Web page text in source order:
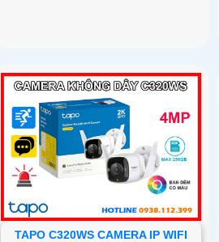
TAPO C320WS CAMERA IP WIFI